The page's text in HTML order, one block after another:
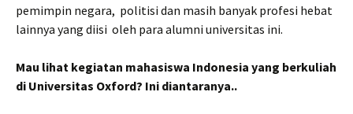
pemimpin negara, politisi dan masih banyak profesi hebat
lainnya yang diisi oleh para alumni universitas ini.
Mau lihat kegiatan mahasiswa Indonesia yang berkuliah
di Universitas Oxford? Ini diantaranya..